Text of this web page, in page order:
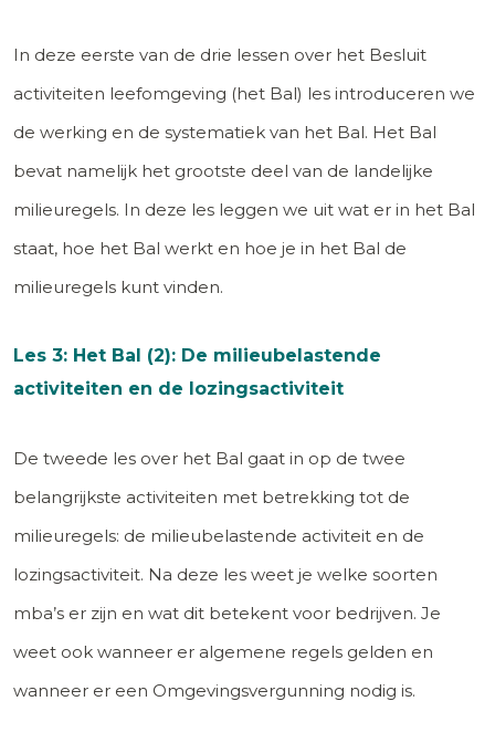
In deze eerste van de drie lessen over het Besluit
activiteiten leefomgeving (het Bal) les introduceren we
de werking en de systematiek van het Bal. Het Bal
bevat namelijk het grootste deel van de landelijke
milieuregels. In deze les leggen we uit wat er in het Bal
staat, hoe het Bal werkt en hoe je in het Bal de
milieuregels kunt vinden.
Les 3: Het Bal (2): De milieubelastende
activiteiten en de lozingsactiviteit
De tweede les over het Bal gaat in op de twee
belangrijkste activiteiten met betrekking tot de
milieuregels: de milieubelastende activiteit en de
lozingsactiviteit. Na deze les weet je welke soorten
mba’s er zijn en wat dit betekent voor bedrijven. Je
weet ook wanneer er algemene regels gelden en
wanneer er een Omgevingsvergunning nodig is.